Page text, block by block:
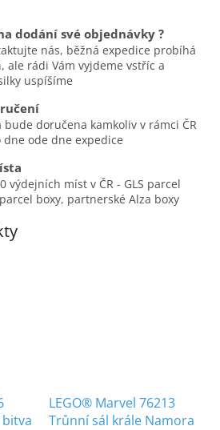
dodání své objednávky ?
nás, běžná expedice probíhá
ale rádi Vám vyjdeme vstříc a
uspíšíme
bude doručena kamkoliv v rámci ČR
ode dne expedice
výdejních míst v ČR - GLS parcel
boxy, partnerské Alza boxy
LEGO® Marvel 76213
Trůnní sál krále Namora